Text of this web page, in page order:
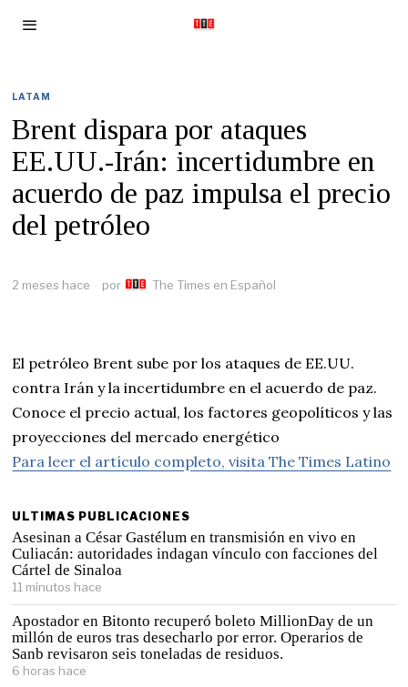
LATAM
Brent dispara por ataques
EE.UU.-Irán: incertidumbre en
acuerdo de paz impulsa el precio
del petróleo
2 meses hace por The Times en Español
El petróleo Brent sube por los ataques de EE.UU.
contra Irán y la incertidumbre en el acuerdo de paz.
Conoce el precio actual, los factores geopolíticos y las
proyecciones del mercado energético
Para leer el artículo completo, visita The Times Latino
ULTIMAS PUBLICACIONES
Asesinan a César Gastélum en transmisión en vivo en
Culiacán: autoridades indagan vínculo con facciones del
Cártel de Sinaloa
11 minutos hace
Apostador en Bitonto recuperó boleto MillionDay de un
millón de euros tras desecharlo por error. Operarios de
Sanb revisaron seis toneladas de residuos.
6 horas hace